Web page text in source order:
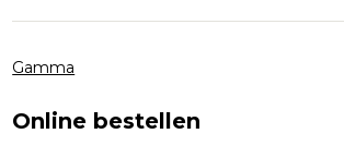
Gamma
Online bestellen